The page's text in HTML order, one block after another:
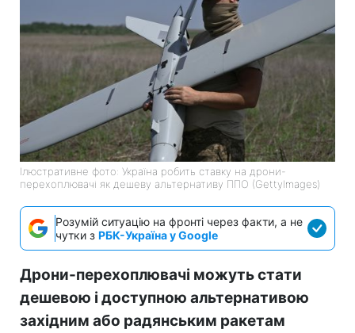
Ілюстративне фото: Україна робить ставку на дрони-
перехоплювачі як дешеву альтернативу ППО (GettyImages)
Розумій ситуацію на фронті через факти, а не
чутки з РБК-Україна у Google
Дрони-перехоплювачі можуть стати
дешевою і доступною альтернативою
західним або радянським ракетам